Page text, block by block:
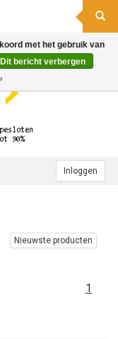
Inloggen
Nieuwste producten
1
met het gebruik van
Dit bericht verbergen